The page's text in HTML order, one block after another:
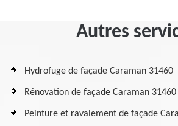
Autres
Hydrofuge de façade Caraman 31460
Rénovation de façade Caraman 31460
Peinture et ravalement de façade